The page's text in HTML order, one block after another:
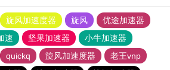
旋风加速度器 旋风
优途加速器
速 坚果加速器
小牛加速器
quickq 旋风加速度器
老王vnp